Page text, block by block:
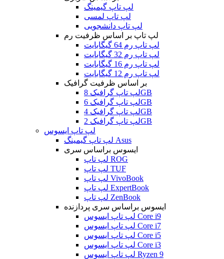
لپ تاپ گیمینگ
لپ تاپ لمسی
لپ تاپ دانشجویی
لپ تاپ بر اساس ظرفیت رم
لپ تاپ رم 64 گیگابایت
لپ تاپ رم 32 گیگابایت
لپ تاپ رم 16 گیگابایت
لپ تاپ رم 12 گیگابایت
بر اساس ظرفیت گرافیک
لپ تاپ گرافیک 8GB
لپ تاپ گرافیک 6GB
لپ تاپ گرافیک 4GB
لپ تاپ گرافیک 2GB
لپ تاپ ایسوس
لپ تاپ گیمینگ Asus
ایسوس براساس سری
لپ تاپ ROG
لپ تاپ TUF
لپ تاپ VivoBook
لپ تاپ ExpertBook
لپ تاپ ZenBook
ایسوس براساس سری پردازنده
لپ تاپ ایسوس Core i9
لپ تاپ ایسوس Core i7
لپ تاپ ایسوس Core i5
لپ تاپ ایسوس Core i3
لپ تاپ ایسوس Ryzen 9